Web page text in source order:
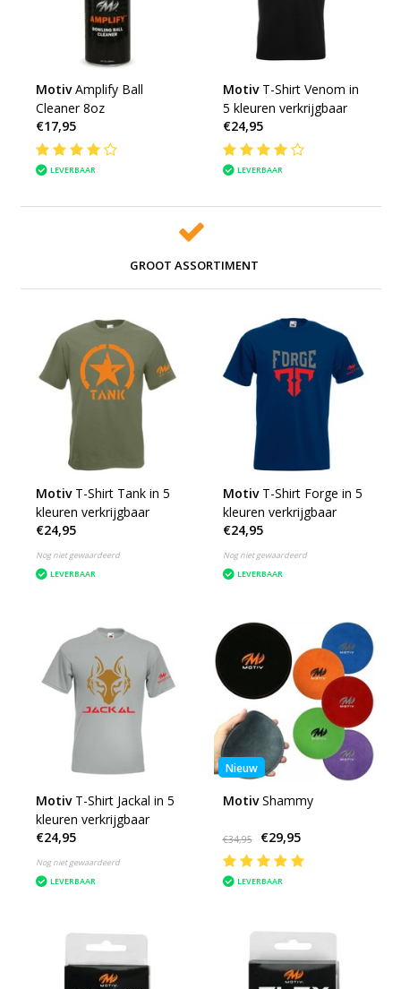
Motiv Amplify Ball
Cleaner 8oz
€17,95
LEVERBAAR
Motiv T-Shirt Venom in
5 kleuren verkrijgbaar
€24,95
LEVERBAAR
GROOT ASSORTIMENT
Motiv T-Shirt Tank in 5
kleuren verkrijgbaar
€24,95
Nog niet gewaardeerd
LEVERBAAR
Motiv T-Shirt Forge in 5
kleuren verkrijgbaar
€24,95
Nog niet gewaardeerd
LEVERBAAR
Motiv T-Shirt Jackal in 5
kleuren verkrijgbaar
€24,95
Nog niet gewaardeerd
LEVERBAAR
Nieuw
Motiv Shammy
€34,95 €29,95
LEVERBAAR